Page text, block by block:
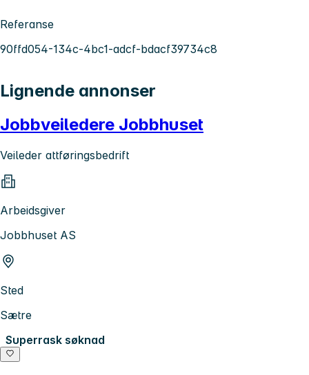
Referanse
90ffd054-134c-4bc1-adcf-bdacf39734c8
Lignende annonser
Jobbveiledere Jobbhuset
Veileder attføringsbedrift
Arbeidsgiver
Jobbhuset AS
Sted
Sætre
Superrask søknad